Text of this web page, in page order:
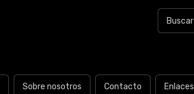
Sobre nosotros Contacto Enlaces